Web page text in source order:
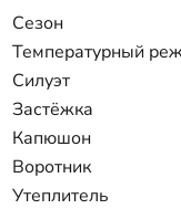
Сезон
Температурный
Силуэт
Застёжка
Капюшон
Воротник
Утеплитель